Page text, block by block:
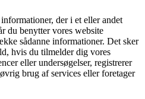
der i et eller andet
du benytter vores website
sådanne informationer. Det sker
hvis du tilmelder dig vores
eller undersøgelser, registrerer
brug af services eller foretager